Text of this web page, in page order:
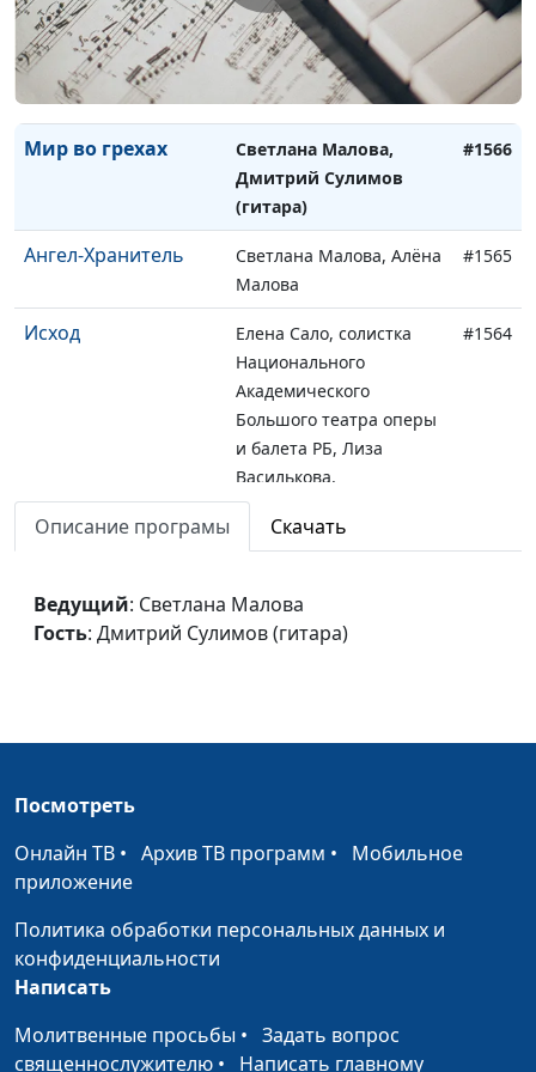
Гитара
Светлана Малова,
Дмитрий Сулимов
(гитара)
Мир во грехах
Светлана Малова,
Дмитрий Сулимов
(гитара)
#1566
Ангел-Хранитель
Светлана Малова, Алёна
Малова
#1565
Исход
Елена Сало, солистка
Национального
Академического
Большого театра оперы
и балета РБ, Лиза
Василькова,
аккомпанемент
#1564
Елена Сало, солистка
Академического
Большого театра оперы
#1563
Большого театра оперы
аккомпанемент
Псалом 45
Национального
Академического
Описание програмы Скачать
Ведущий: Светлана Малова
Гость: Дмитрий Сулимов (гитара)
Посмотреть
Онлайн ТВ • Архив ТВ программ • Мобильное
приложение
Политика обработки персональных данных и
конфиденциальности
Написать
Молитвенные просьбы • Задать вопрос
священнослужителю • Написать главному